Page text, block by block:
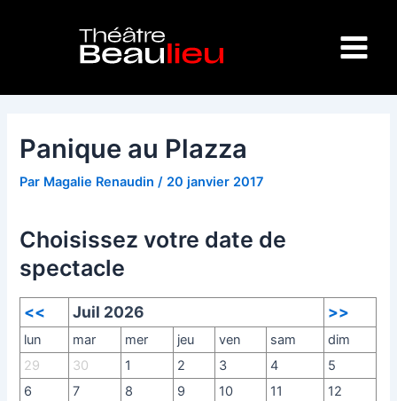
Menu
Panique au Plazza
Par Magalie Renaudin/ 20 janvier 2017
Choisissez votre date de
spectacle
<< Juil 2026 >>
lun mar mer jeu ven sam
dim
29
30 1 2 3 4
5
6
7 8 9 10 11
12